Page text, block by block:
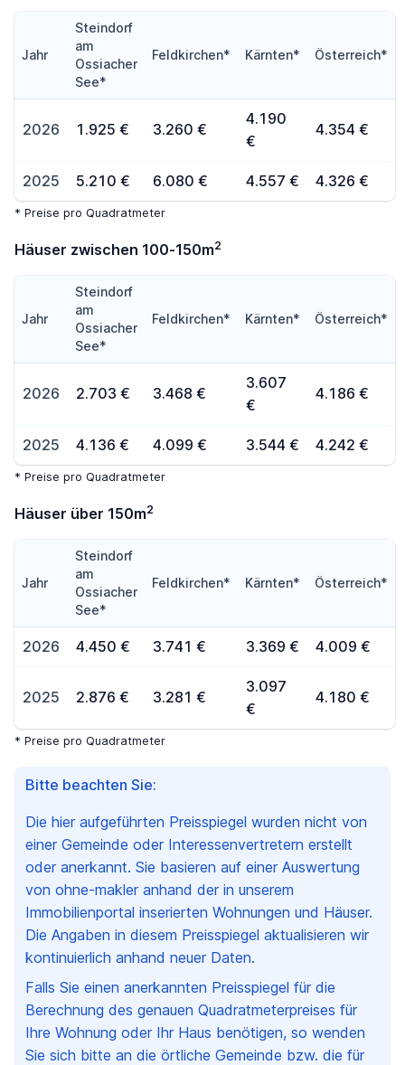
Bitte beachten Sie:
Die hier aufgeführten Preisspiegel wurden nicht von
einer Gemeinde oder Interessenvertretern erstellt
oder anerkannt. Sie basieren auf einer Auswertung
von ohne-makler anhand der in unserem
Immobilienportal inserierten Wohnungen und Häuser.
Die Angaben in diesem Preisspiegel aktualisieren wir
kontinuierlich anhand neuer Daten.
Falls Sie einen anerkannten Preisspiegel für die
Berechnung des genauen Quadratmeterpreises für
Ihre Wohnung oder Ihr Haus benötigen, so wenden
Sie sich bitte an die örtliche Gemeinde bzw. die für
Jahr
Steindorf
am
Ossiacher
See*
Feldkirchen* Kärnten* Österreich*
2026 1.925 € 3.260 €
4.190
€
4.354 €
2025 5.210 € 6.080 € 4.557 € 4.326 €
* Preise pro Quadratmeter
Häuser zwischen 100-150m2
Jahr
Steindorf
am
Ossiacher
See*
Feldkirchen* Kärnten* Österreich*
2026 2.703 € 3.468 €
3.607
€
4.186 €
2025 4.136 € 4.099 € 3.544 € 4.242 €
* Preise pro Quadratmeter
Häuser über 150m2
Jahr
Steindorf
am
Ossiacher
See*
Feldkirchen* Kärnten* Österreich*
2026 4.450 € 3.741 € 3.369 € 4.009 €
2025 2.876 € 3.281 €
3.097
€
4.180 €
* Preise pro Quadratmeter